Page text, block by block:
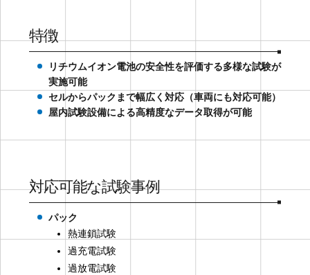
特徴
リチウムイオン電池の安全性を評価する多様な試験が
実施可能
セルからパックまで幅広く対応（車両にも対応可能）
屋内試験設備による高精度なデータ取得が可能
対応可能な試験事例
パック
熱連鎖試験
過充電試験
過放電試験